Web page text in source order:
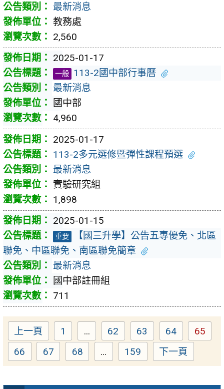
最新消息
教務處
2,560
2025-01-17
一般 113-2國中部行事曆
最新消息
國中部
4,960
2025-01-17
113-2多元選修暨彈性課程預選
最新消息
實驗研究組
1,898
2025-01-15
重要
【國三升學】公告五專優免、北區
聯免、中區聯免、南區聯免簡章
最新消息
國中部註冊組
711
上一頁 Page
1 ... Page
62 Page
63 Page
64 Page
65
Page
66 Page
67 Page
68 ... Page
159 下一頁